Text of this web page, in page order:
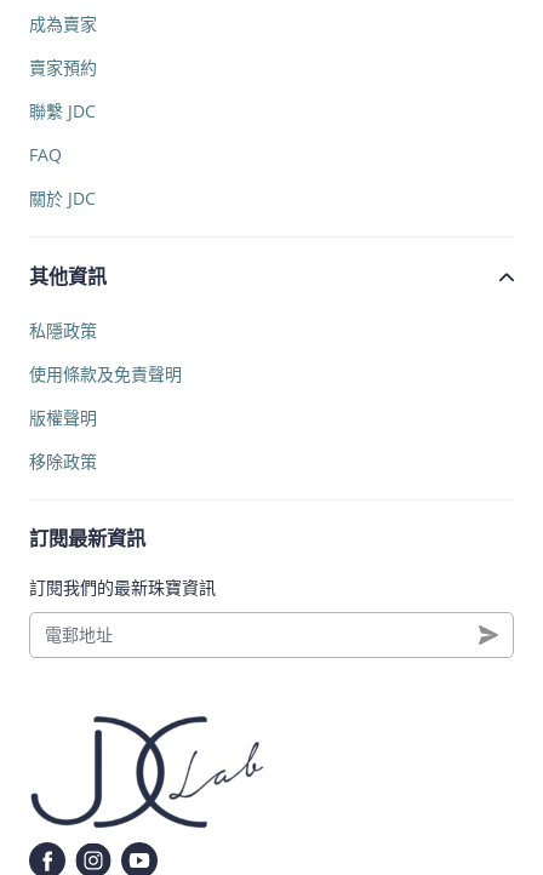
成為賣家
賣家預約
聯繫 JDC
FAQ
關於 JDC
其他資訊
私隱政策
使用條款及免責聲明
版權聲明
移除政策
訂閱最新資訊
訂閱我們的最新珠寶資訊